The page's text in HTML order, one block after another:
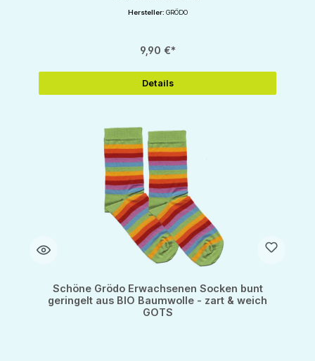
Hersteller: GRÖDO
9,90 €*
Details
Schöne Grödo Erwachsenen Socken bunt
geringelt aus BIO Baumwolle - zart & weich
GOTS